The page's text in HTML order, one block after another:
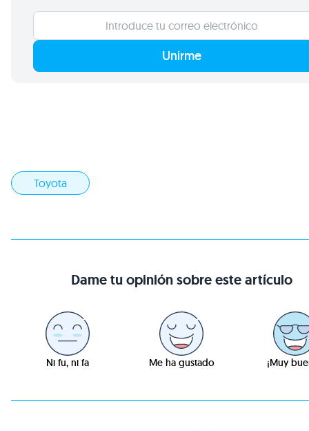
Unirme
Toyota
Dame tu opinión sobre este artículo
Ni fu, ni fa Me ha gustado ¡Muy